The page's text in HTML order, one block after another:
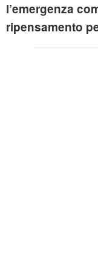
l’emergenza
ripensamento